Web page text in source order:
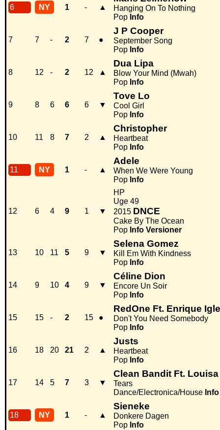
6 NY 1 - ▲
Hanging On To Nothing
Pop Info
7 7 - 2 7 ●
J P Cooper
September Song
Pop Info
8 12 - 2 12 ▲
Dua Lipa
Blow Your Mind (Mwah)
Pop Info
9 8 6 6 6 ▼
Tove Lo
Cool Girl
Pop Info
10 11 8 7 2 ▲
Christopher
Heartbeat
Pop Info
11 NY 1 - ▲
Adele
When We Were Young
Pop Info
12 6 4 9 1 ▼
HP
Uge 49
2015 DNCE
Cake By The Ocean
Pop Info Versioner
13 10 11 5 9 ▼
Selena Gomez
Kill Em With Kindness
Pop Info
14 9 10 4 9 ▼
Céline Dion
Encore Un Soir
Pop Info
15 15 - 2 15 ●
RedOne Ft. Enrique
Don't You Need Somebody
Pop Info
16 18 20 21 2 ▲
Justs
Heartbeat
Pop Info
17 14 5 7 3 ▼
Clean Bandit Ft.
Tears
Dance/Electronica/House Info
18 NY 1 - ▲
Sieneke
Donkere Dagen
Pop Info